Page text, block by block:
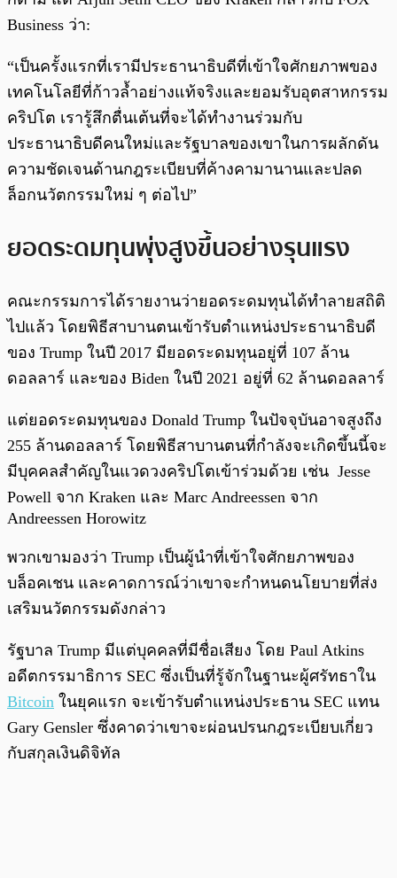
Business ว่า:
“เป็นครั้งแรกที่เรามีประธานาธิบดีที่เข้าใจศักยภาพของ
เทคโนโลยีที่ก้าวล้ำอย่างแท้จริงและยอมรับอุตสาหกรรม
คริปโต เรารู้สึกตื่นเต้นที่จะได้ทำงานร่วมกับ
ประธานาธิบดีคนใหม่และรัฐบาลของเขาในการผลักดัน
ความชัดเจนด้านกฎระเบียบที่ค้างคามานานและปลด
ล็อกนวัตกรรมใหม่ ๆ ต่อไป”
ยอดระดมทุนพุ่งสูงขึ้นอย่างรุนแรง
คณะกรรมการได้รายงานว่ายอดระดมทุนได้ทำลายสถิติ
ไปแล้ว โดยพิธีสาบานตนเข้ารับตำแหน่งประธานาธิบดี
ของ Trump ในปี 2017 มียอดระดมทุนอยู่ที่ 107 ล้าน
ดอลลาร์ และของ Biden ในปี 2021 อยู่ที่ 62 ล้านดอลลาร์
แต่ยอดระดมทุนของ Donald Trump ในปัจจุบันอาจสูงถึง
255 ล้านดอลลาร์ โดยพิธีสาบานตนที่กำลังจะเกิดขึ้นนี้จะ
มีบุคคลสำคัญในแวดวงคริปโตเข้าร่วมด้วย เช่น Jesse
Powell จาก Kraken และ Marc Andreessen จาก
Andreessen Horowitz
พวกเขามองว่า Trump เป็นผู้นำที่เข้าใจศักยภาพของ
บล็อคเชน และคาดการณ์ว่าเขาจะกำหนดนโยบายที่ส่ง
เสริมนวัตกรรมดังกล่าว
รัฐบาล Trump มีแต่บุคคลที่มีชื่อเสียง โดย Paul Atkins
อดีตกรรมาธิการ SEC ซึ่งเป็นที่รู้จักในฐานะผู้ศรัทธาใน
Bitcoin ในยุคแรก จะเข้ารับตำแหน่งประธาน SEC แทน
Gary Gensler ซึ่งคาดว่าเขาจะผ่อนปรนกฎระเบียบเกี่ยว
กับสกุลเงินดิจิทัล